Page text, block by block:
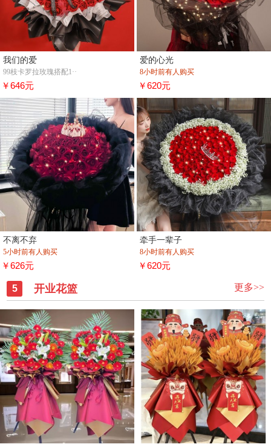
我们的爱
99枝卡罗拉玫瑰搭配1··
￥646元
爱的心光
8小时前有人购买
￥620元
不离不弃
5小时前有人购买
￥626元
牵手一辈子
8小时前有人购买
￥620元
5 开业花篮 更多>>